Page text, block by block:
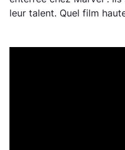
leur talent. Quel film